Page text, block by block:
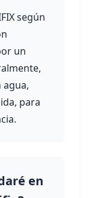
según
un
agua,
para
en